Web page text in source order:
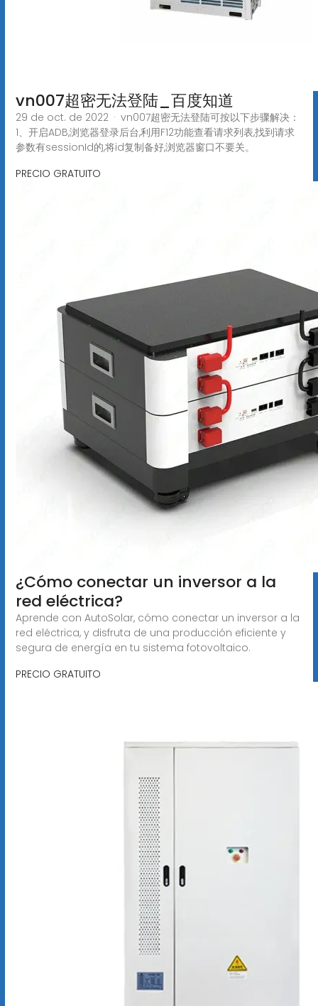
vn007超密无法登陆_百度知道
29 de oct. de 2022 · vn007超密无法登陆可按以下步骤解决：
1、开启ADB,浏览器登录后台,利用F12功能查看请求列表,找到请求
参数有sessionId的,将id复制备好,浏览器窗口不要关。
PRECIO GRATUITO
¿Cómo conectar un inversor a la
red eléctrica?
Aprende con AutoSolar, cómo conectar un inversor a la
red eléctrica, y disfruta de una producción eficiente y
segura de energía en tu sistema fotovoltaico.
PRECIO GRATUITO